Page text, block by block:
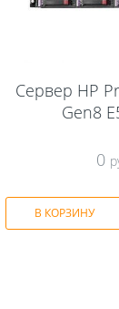
Сервер HP
Gen8
0
В КОРЗИНУ